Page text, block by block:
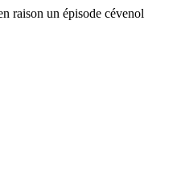
raison un épisode cévenol